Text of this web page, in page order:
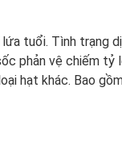
tuổi. Tình trạng
phản vệ chiếm tỷ
hạt khác. Bao